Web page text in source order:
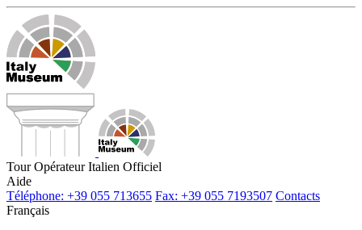
Tour Opérateur Italien Officiel
Aide
Téléphone: +39 055 713655 Fax: +39 055 7193507 Contacts
Français